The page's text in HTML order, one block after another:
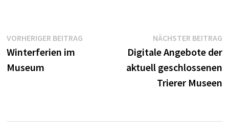
Beitragsnavigation
VORHERIGER BEITRAGVorheriger
Winterferien im
Museum
NÄCHSTER BEITRAG
Digitale Angebote der
aktuell geschlossenen
Trierer Museen